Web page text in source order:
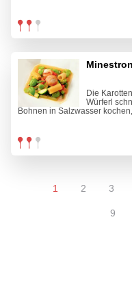
Die
Würferl
Bohnen in Salzwasser
1 2 3
9